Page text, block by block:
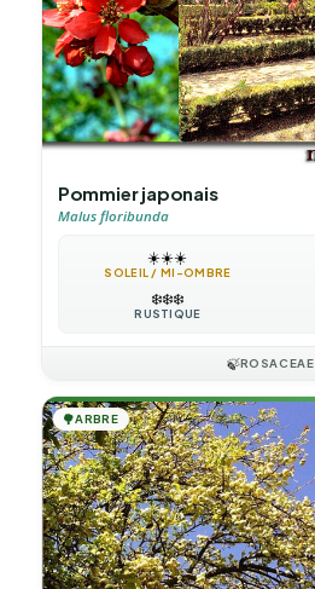
Pommier japonais
Malus floribunda
☀️☀️☀️
SOLEIL / MI-OMBRE
❄️❄️❄️
RUSTIQUE
🍃ROSACEAE
🌳ARBRE